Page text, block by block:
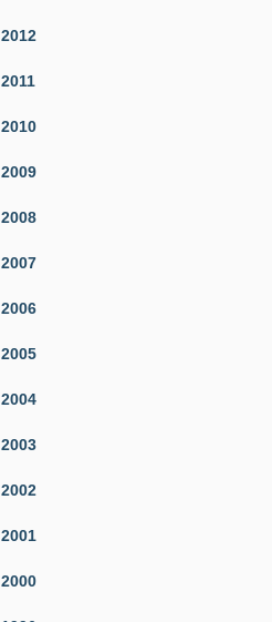
2012
2011
2010
2009
2008
2007
2006
2005
2004
2003
2002
2001
2000